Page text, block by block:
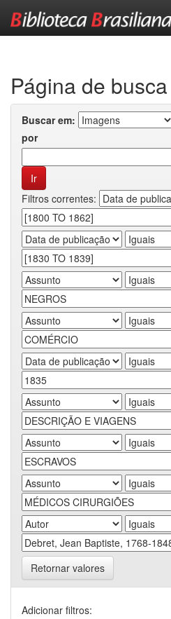
Página de busca
Buscar em:
por
Filtros correntes:
Retornar valores
Adicionar filtros: